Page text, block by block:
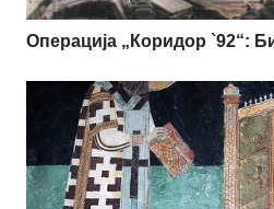
Операција „Коридор `92“: